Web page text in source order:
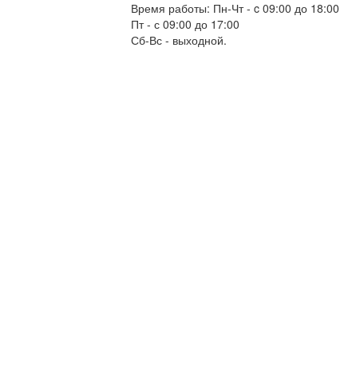
Время работы: Пн-Чт - c 09:00 до 18:00
Пт - с 09:00 до 17:00
Сб-Вс - выходной.